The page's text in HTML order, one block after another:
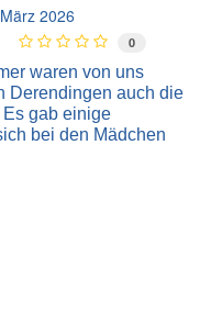
2026
0
waren von uns
Derendingen auch die
gab einige
bei den Mädchen